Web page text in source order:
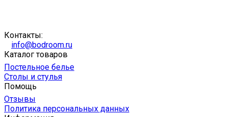
Контакты:
info@bodroom.ru
Каталог товаров
Постельное белье
Столы и стулья
Помощь
Отзывы
Политика персональных данных